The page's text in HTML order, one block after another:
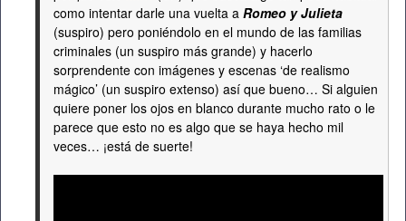
como intentar darle una vuelta a Romeo y Julieta
(suspiro) pero poniéndolo en el mundo de las familias
criminales (un suspiro más grande) y hacerlo
sorprendente con imágenes y escenas ‘de realismo
mágico’ (un suspiro extenso) así que bueno… Si alguien
quiere poner los ojos en blanco durante mucho rato o le
parece que esto no es algo que se haya hecho mil
veces… ¡está de suerte!